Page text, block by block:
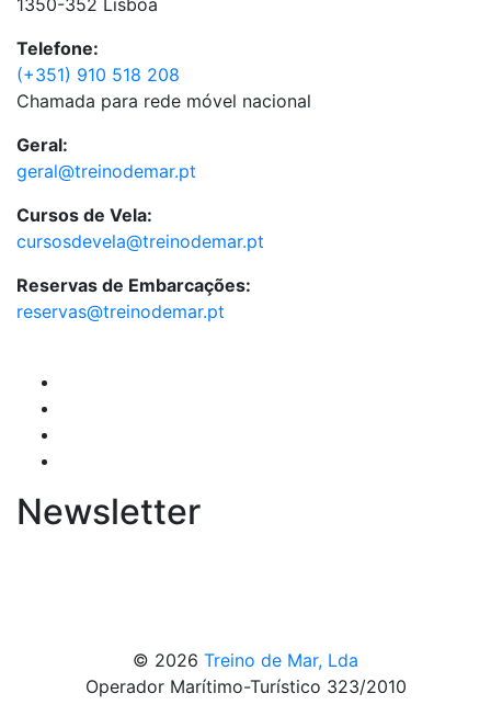
1350-352 Lisboa
Telefone:
(+351) 910 518 208
Chamada para rede móvel nacional
Geral:
geral@treinodemar.pt
Cursos de Vela:
cursosdevela@treinodemar.pt
Reservas de Embarcações:
reservas@treinodemar.pt
Newsletter
© 2026 Treino de Mar, Lda
Operador Marítimo-Turístico 323/2010